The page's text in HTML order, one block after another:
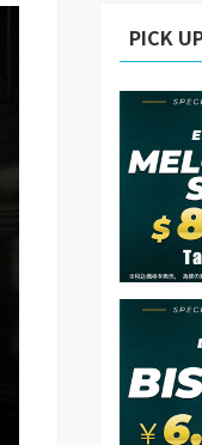
PICK